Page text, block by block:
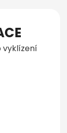
vyklízení